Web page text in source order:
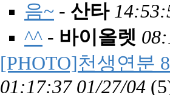
음~ - 산타
^^ - 바이올렛
[PHOTO]천생연분
01:17:37 01/27/04 (